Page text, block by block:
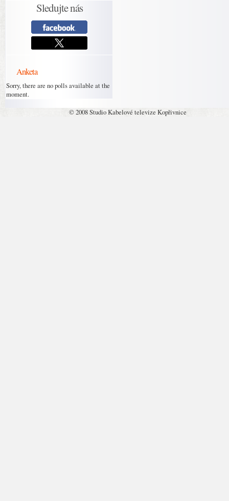
Sledujte nás
Anketa
Sorry, there are no polls available at the
moment.
© 2008 Studio Kabelové televize Kopřivnice